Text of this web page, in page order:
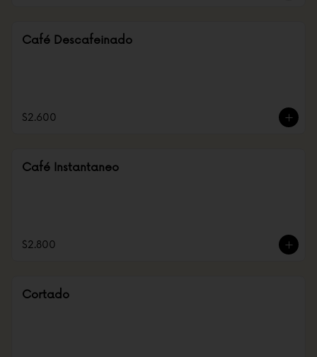
Café Descafeinado
$2.600
Café Instantaneo
$2.800
Cortado